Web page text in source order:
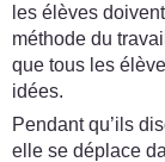
les élèves
méthode du
que tous les
idées.
Pendant qu’ils
elle se déplace